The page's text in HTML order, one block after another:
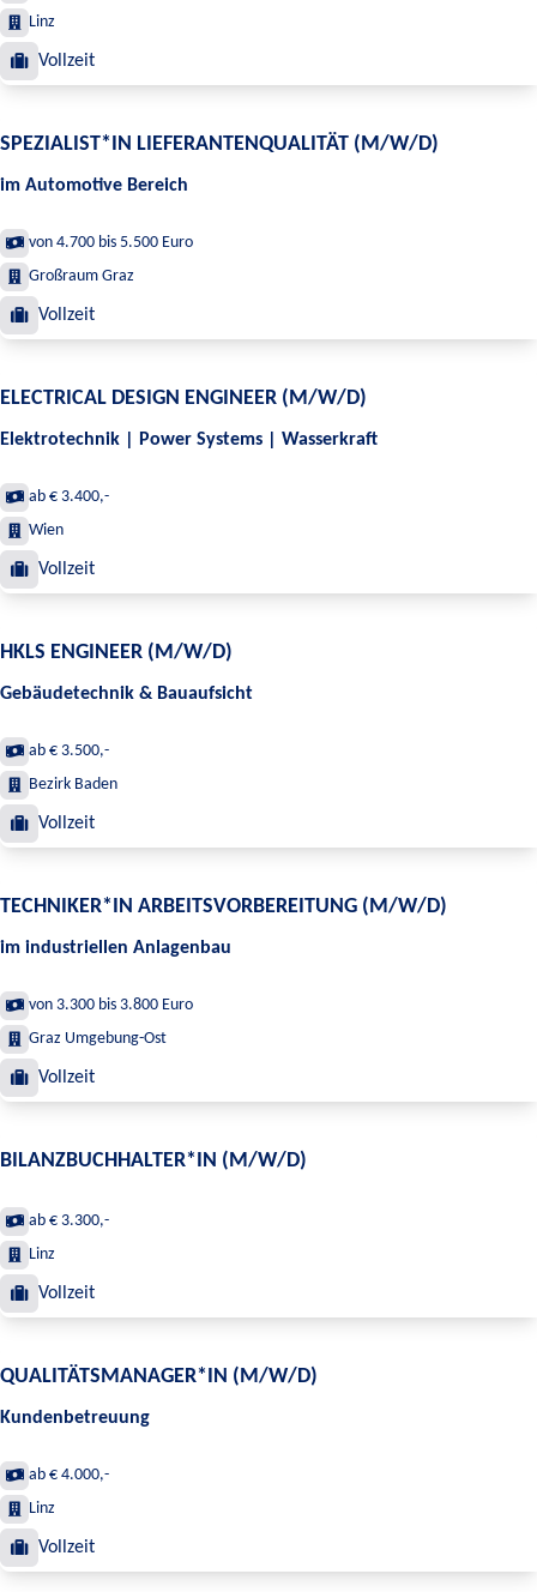
Linz
Vollzeit
SPEZIALIST*IN LIEFERANTENQUALITÄT (M/W/D)
im Automotive Bereich
von 4.700 bis 5.500 Euro
Großraum Graz
Vollzeit
ELECTRICAL DESIGN ENGINEER (M/W/D)
Elektrotechnik | Power Systems | Wasserkraft
ab € 3.400,-
Wien
Vollzeit
HKLS ENGINEER (M/W/D)
Gebäudetechnik & Bauaufsicht
ab € 3.500,-
Bezirk Baden
Vollzeit
TECHNIKER*IN ARBEITSVORBEREITUNG (M/W/D)
im industriellen Anlagenbau
von 3.300 bis 3.800 Euro
Graz Umgebung-Ost
Vollzeit
BILANZBUCHHALTER*IN (M/W/D)
ab € 3.300,-
Linz
Vollzeit
QUALITÄTSMANAGER*IN (M/W/D)
Kundenbetreuung
ab € 4.000,-
Linz
Vollzeit